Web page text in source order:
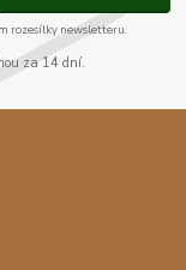
rozesílky newsletteru.
za 14 dní.